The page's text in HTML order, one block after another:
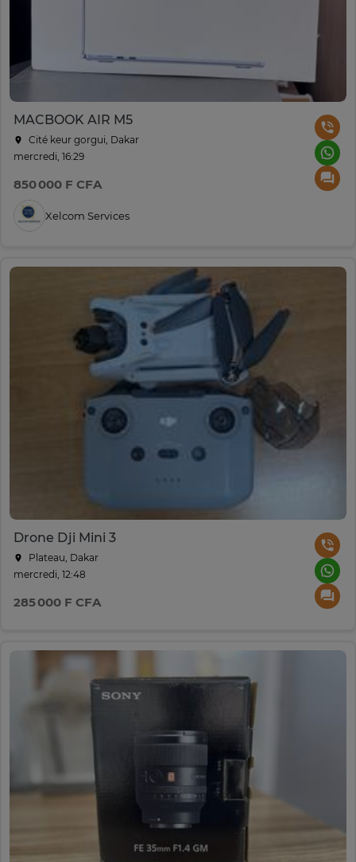
MACBOOK AIR M5
Cité keur gorgui, Dakar
mercredi, 16:29
850 000 F CFA
Xelcom Services
Drone Dji Mini 3
Plateau, Dakar
mercredi, 12:48
285 000 F CFA